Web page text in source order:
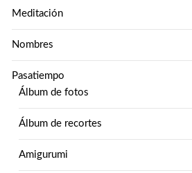
Meditación
Nombres
Pasatiempo
Álbum de fotos
Álbum de recortes
Amigurumi